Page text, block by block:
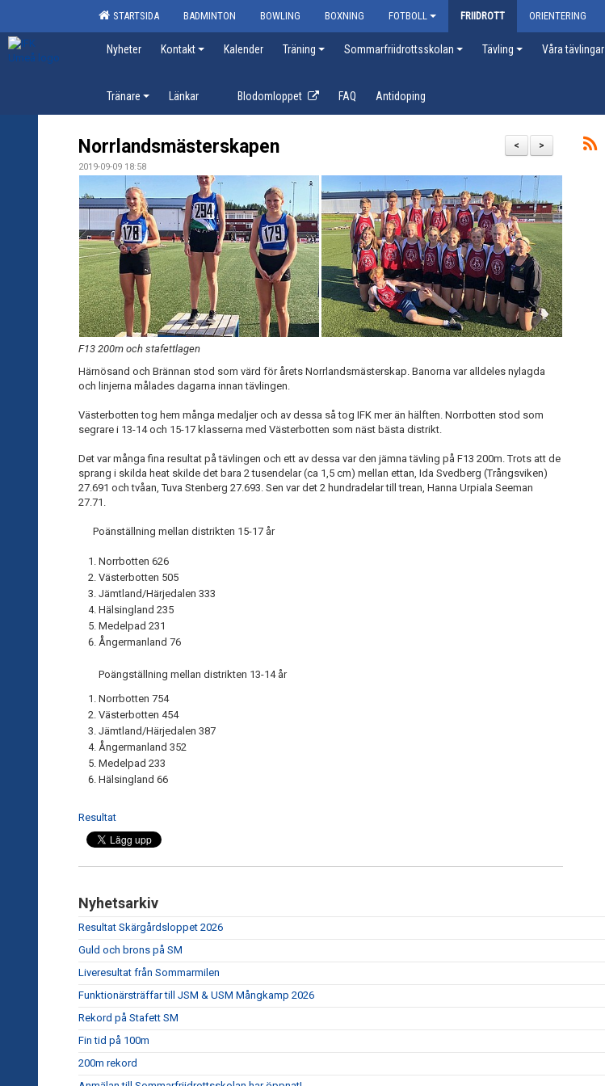
STARTSIDA BADMINTON BOWLING BOXNING FOTBOLL FRIIDROTT ORIENTERING
Nyheter Kontakt Kalender Träning Sommarfriidrottsskolan Tävling Våra tävlingar
Tränare Länkar Blodomloppet FAQ Antidoping
>
<
Norrlandsmästerskapen
2019-09-09 18:58
F13 200m och stafettlagen
Härnösand och Brännan stod som värd för årets Norrlandsmästerskap. Banorna var alldeles nylagda
och linjerna målades dagarna innan tävlingen.
Västerbotten tog hem många medaljer och av dessa så tog IFK mer än hälften. Norrbotten stod som
segrare i 13-14 och 15-17 klasserna med Västerbotten som näst bästa distrikt.
Det var många fina resultat på tävlingen och ett av dessa var den jämna tävling på F13 200m. Trots att de
sprang i skilda heat skilde det bara 2 tusendelar (ca 1,5 cm) mellan ettan, Ida Svedberg (Trångsviken)
27.691 och tvåan, Tuva Stenberg 27.693. Sen var det 2 hundradelar till trean, Hanna Urpiala Seeman
27.71.
Poänställning mellan distrikten 15-17 år
Norrbotten 626
Västerbotten 505
Jämtland/Härjedalen 333
Hälsingland 235
Medelpad 231
Ångermanland 76
Poängställning mellan distrikten 13-14 år
Norrbotten 754
Västerbotten 454
Jämtland/Härjedalen 387
Ångermanland 352
Medelpad 233
Hälsingland 66
Resultat
Nyhetsarkiv
Resultat Skärgårdsloppet 2026
Guld och brons på SM
Liveresultat från Sommarmilen
Funktionärsträffar till JSM & USM Mångkamp 2026
Rekord på Stafett SM
Fin tid på 100m
200m rekord